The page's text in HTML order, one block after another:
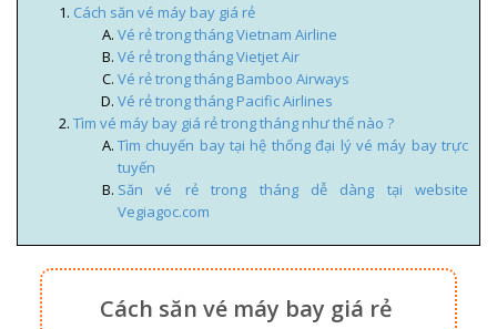
Cách săn vé máy bay giá rẻ
Vé rẻ trong tháng Vietnam Airline
Vé rẻ trong tháng Vietjet Air
Vé rẻ trong tháng Bamboo Airways
Vé rẻ trong tháng Pacific Airlines
Tìm vé máy bay giá rẻ trong tháng như thế nào ?
Tìm chuyến bay tại hệ thống đại lý vé máy bay trực
tuyến
Săn vé rẻ trong tháng dễ dàng tại website
Vegiagoc.com
Cách săn vé máy bay giá rẻ